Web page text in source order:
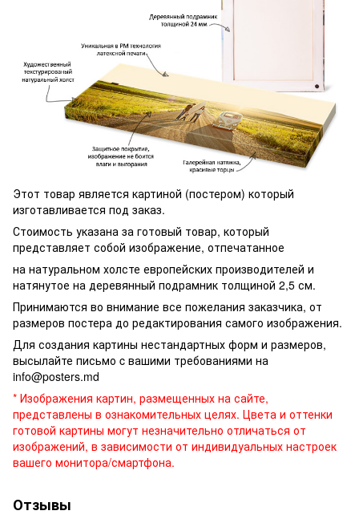
Этот товар является картиной (постером) который
изготавливается под заказ.
Стоимость указана за готовый товар, который
представляет собой изображение, отпечатанное
на натуральном холсте европейских производителей и
натянутое на деревянный подрамник толщиной 2,5 см.
Принимаются во внимание все пожелания заказчика, от
размеров постера до редактирования самого изображения.
Для создания картины нестандартных форм и размеров,
высылайте письмо c вашими требованиями на
info@posters.md
* Изображения картин, размещенных на сайте,
представлены в ознакомительных целях. Цвета и оттенки
готовой картины могут незначительно отличаться от
изображений, в зависимости от индивидуальных настроек
вашего монитора/смартфона.
Отзывы